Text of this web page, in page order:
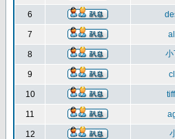
6
7
8
9
10
11
12